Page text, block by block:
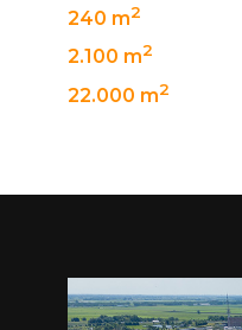
240 m2
2.100 m2
22.000 m2